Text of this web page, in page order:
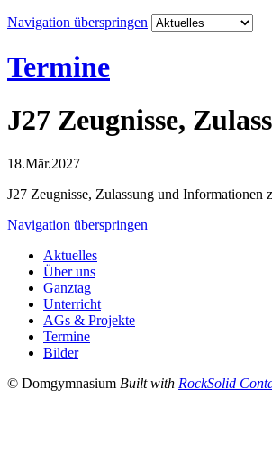
Navigation überspringen
Termine
J27 Zeugnisse,
18.Mär.2027
J27 Zeugnisse, Zulassung und Informationen
Navigation überspringen
Aktuelles
Über uns
Ganztag
Unterricht
AGs & Projekte
Termine
Bilder
© Domgymnasium Built with RockSolid